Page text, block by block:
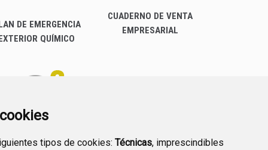
tipos de cookies: Técnicas, imprescindibles
DE EMERGENCIA
QUÍMICO
CUADERNO DE VENTA
EMPRESARIAL